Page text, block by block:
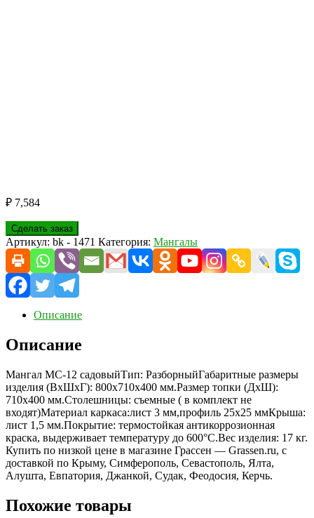
₽ 7,584
Сделать заказ
Артикул: bk - 1471 Категория: Мангалы
Описание
Описание
Мангал МС-12 садовыйТип: РазборныйГабаритные размеры
изделия (ВхШхГ): 800х710х400 мм.Размер топки (ДхШ):
710х400 мм.Столешницы: съемные ( в комплект не
входят)Материал каркаса:лист 3 мм,профиль 25х25 ммКрыша:
лист 1,5 мм.Покрытие: термостойкая антикоррозионная
краска, выдерживает температуру до 600°С.Вес изделия: 17 кг.
Купить по низкой цене в магазине Грассен — Grassen.ru, с
доставкой по Крыму, Симферополь, Севастополь, Ялта,
Алушта, Евпатория, Джанкой, Судак, Феодосия, Керчь.
Похожие товары